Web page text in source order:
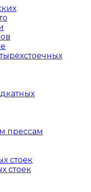
прессам
стоек
стоек